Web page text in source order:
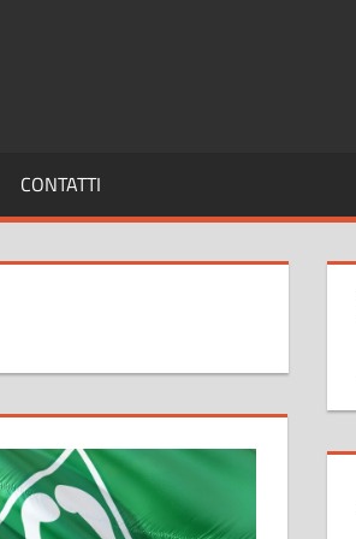
CONTATTI